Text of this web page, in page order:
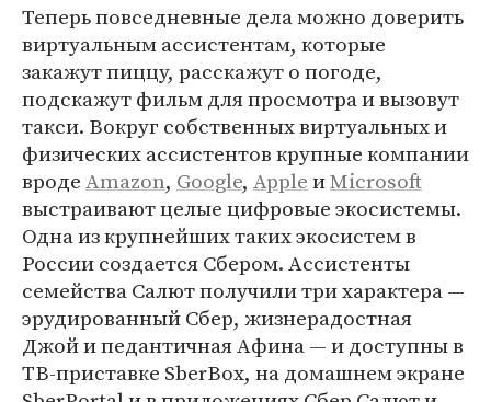
Теперь повседневные дела можно доверить
виртуальным ассистентам, которые
закажут пиццу, расскажут о погоде,
подскажут фильм для просмотра и вызовут
такси. Вокруг собственных виртуальных и
физических ассистентов крупные компании
вродеAmazon, Google, AppleиMicrosoft
выстраивают целые цифровые экосистемы.
Одна из крупнейших таких экосистем в
России создается Сбером. Ассистенты
семейства Салют получили три характера —
эрудированный Сбер, жизнерадостная
Джой и педантичная Афина — и доступны в
ТВ-приставке SberBox, на домашнем экране